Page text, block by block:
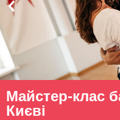
Майстер-клас
Києві